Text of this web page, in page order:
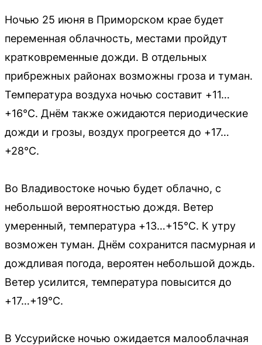
Ночью 25 июня в Приморском крае будет
переменная облачность, местами пройдут
кратковременные дожди. В отдельных
прибрежных районах возможны гроза и туман.
Температура воздуха ночью составит +11…
+16°C. Днём также ожидаются периодические
дожди и грозы, воздух прогреется до +17…
+28°C.
Во Владивостоке ночью будет облачно, с
небольшой вероятностью дождя. Ветер
умеренный, температура +13…+15°C. К утру
возможен туман. Днём сохранится пасмурная и
дождливая погода, вероятен небольшой дождь.
Ветер усилится, температура повысится до
+17…+19°C.
В Уссурийске ночью ожидается малооблачная